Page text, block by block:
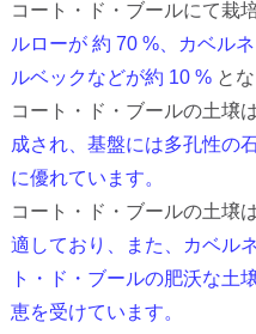
コート・ド・ブールにて栽
ルローが 約 70 %、カベル
ルベックなどが約 10 % と
コート・ド・ブールの土壌は
成され、基盤には多孔性の
に優れています。
コート・ド・ブールの土壌は
適しており、また、カベル
ト・ド・ブールの肥沃な土
恵を受けています。